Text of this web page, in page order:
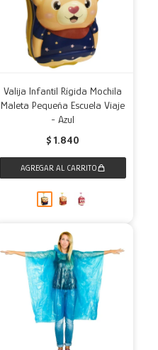
Valija Infantil Rígida Mochila
Maleta Pequeña Escuela Viaje
- Azul
$ 1.840